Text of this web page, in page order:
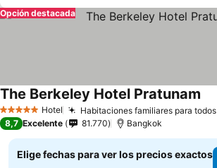
Opción destacada
5 Estrellas Hotel Habitaciones familiares para todos
The Berkeley Hotel Pratunam
8,7 Excelente 81.770 Bangkok
Elige fechas para ver los precios exactos